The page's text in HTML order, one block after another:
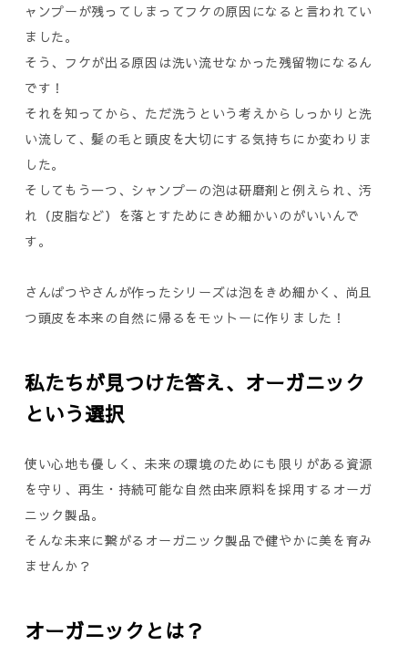
ャンプーが残ってしまってフケの原因になると言われてい
ました。
そう、フケが出る原因は洗い流せなかった残留物になるん
です！
それを知ってから、ただ洗うという考えからしっかりと洗
い流して、髪の毛と頭皮を大切にする気持ちにか変わりま
した。
そしてもう一つ、シャンプーの泡は研磨剤と例えられ、汚
れ（皮脂など）を落とすためにきめ細かいのがいいんで
す。
さんぱつやさんが作ったシリーズは泡をきめ細かく、尚且
つ頭皮を本来の自然に帰るをモットーに作りました！
私たちが見つけた答え、オーガニック
という選択
使い心地も優しく、未来の環境のためにも限りがある資源
を守り、再生・持続可能な自然由来原料を採用するオーガ
ニック製品。
そんな未来に繋がるオーガニック製品で健やかに美を育み
ませんか？
オーガニックとは？